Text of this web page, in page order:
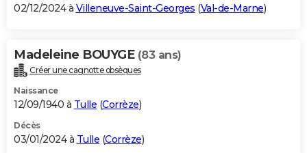
02/12/2024 à Villeneuve-Saint-Georges (Val-de-Marne)
Madeleine BOUYGE (83 ans)
Créer une cagnotte obsèques
Naissance
12/09/1940 à Tulle (Corrèze)
Décès
03/01/2024 à Tulle (Corrèze)